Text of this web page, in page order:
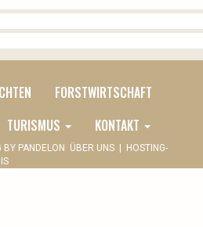
FORSTWIRTSCHAFT
TURISMUS KONTAKT
BY PANDELON ÜBER UNS | HOSTING-